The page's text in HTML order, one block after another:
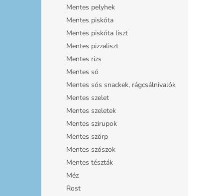
Mentes pelyhek
Mentes piskóta
Mentes piskóta liszt
Mentes pizzaliszt
Mentes rizs
Mentes só
Mentes sós snackek, rágcsálnivalók
Mentes szelet
Mentes szeletek
Mentes szirupok
Mentes szörp
Mentes szószok
Mentes tészták
Méz
Rost